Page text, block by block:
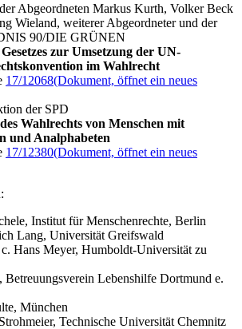
Abgeordneten Markus Kurth, Volker Beck
Wieland, weiterer Abgeordneter und der
90/DIE GRÜNEN
zur Umsetzung der UN-
im Wahlrecht
17/12068(Dokument, öffnet ein neues
der SPD
Wahlrechts von Menschen mit
und Analphabeten
17/12380(Dokument, öffnet ein neues
Institut für Menschenrechte, Berlin
Lang, Universität Greifswald
Hans Meyer, Humboldt-Universität zu
Betreuungsverein Lebenshilfe Dortmund e.
München
Technische Universität Chemnitz